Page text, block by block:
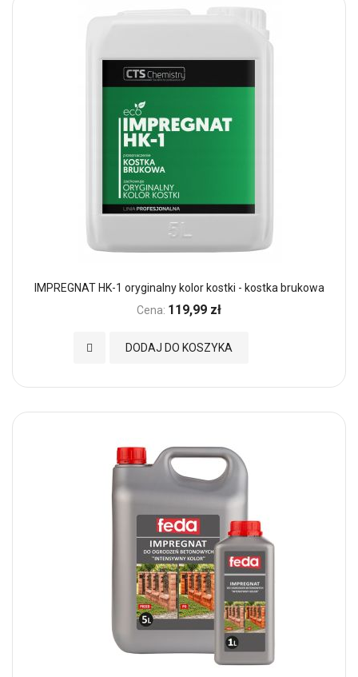
IMPREGNAT HK-1 oryginalny kolor kostki - kostka brukowa
Cena: 119,99 zł
DODAJ DO KOSZYKA
Dodaj do Ulubionych